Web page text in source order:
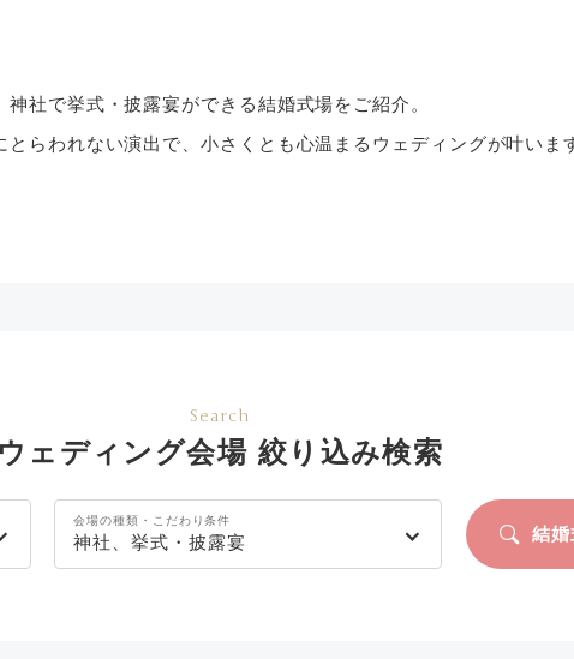
神社で挙式・披露宴ができる結婚式場をご紹介。
とらわれない演出で、小さくとも心温まるウェディングが叶いま
Search
ウェディング会場 絞り込み検索
会場の種類・こだわり条件
神社、挙式・披露宴 結